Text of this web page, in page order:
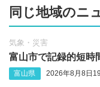
同じ地域のニ
気象・災害
富山市で記録的短時
富山県 2026年8月8日